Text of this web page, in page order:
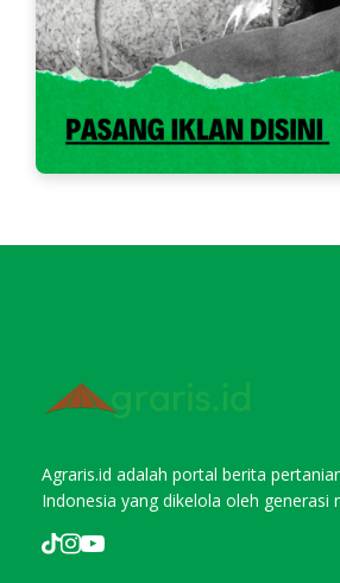
Agraris.id adalah portal berita
Indonesia yang dikelola oleh generasi